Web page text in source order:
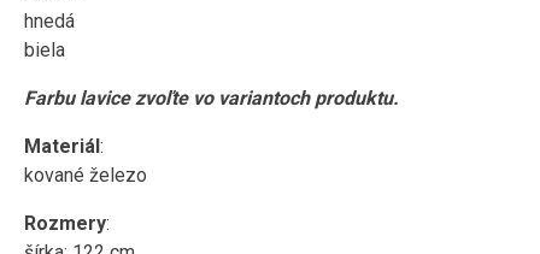
hnedá
biela
Farbu lavice zvoľte vo variantoch produktu.
Materiál:
kované železo
Rozmery: